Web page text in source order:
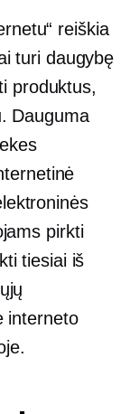
reiškia
turi daugybę
produktus,
Dauguma
pirkti
tiesiai iš
interneto